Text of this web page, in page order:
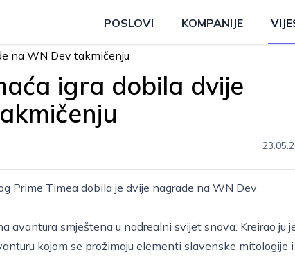
POSLOVI KOMPANIJE
igra dobila dvije
Prime Timea dobila je dvije nagrade na WN Dev
avantura smještena u nadrealni svijet snova. Kreirao ju
kojom se prožimaju elementi slavenske mitologije i